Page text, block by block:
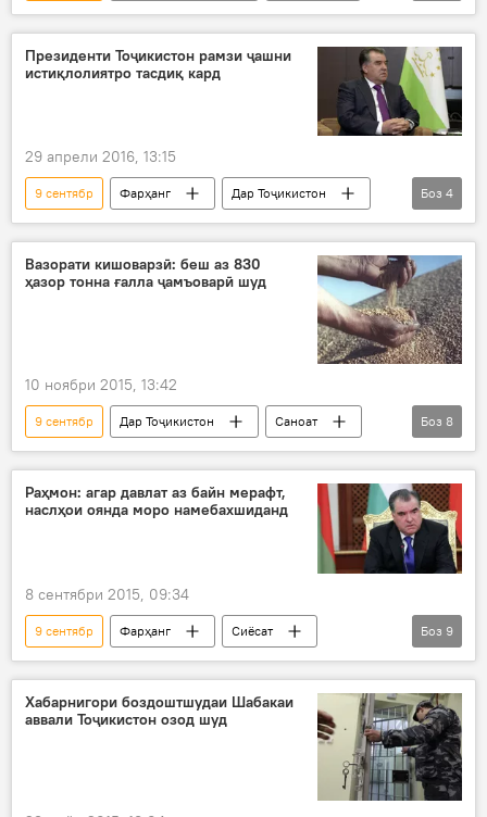
Ҳамаи хабарҳо
Бахтиёр Худоёрзода
КМИР
Президенти Тоҷикистон рамзи ҷашни
истиқлолиятро тасдиқ кард
29 апрели 2016, 13:15
9 сентябр Фарҳанг
Дар Тоҷикистон
Сиёсат
Ҳамаи хабарҳо
Истиқлолият
рамзи истиқлолият
Боз 4
Вазорати кишоварзӣ: беш аз 830
ҳазор тонна ғалла ҷамъоварӣ шуд
10 ноябри 2015, 13:42
9 сентябр Дар Тоҷикистон
Саноат
Иҷтимоъ
Ҳамаи хабарҳо
ВМКБ
ҷамъоварӣ
ҳосили ғалла
Вазорати кишоварзӣ
Хатлон Суғд
Боз 8
Раҳмон: агар давлат аз байн мерафт,
наслҳои оянда моро намебахшиданд
8 сентябри 2015, 09:34
9 сентябр Фарҳанг
Сиёсат
Иҷтимоъ
Ҳамаи хабарҳо
Душанбе
Эмомалӣ Раҳмон
президенти Тоҷикистон
истиқлолият
паёми шодбошии раисҷумҳур
Боз 9
Хабарнигори боздоштшудаи Шабакаи
аввали Тоҷикистон озод шуд